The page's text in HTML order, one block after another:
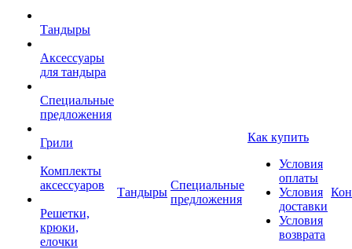
Тандыры
Аксессуары
для тандыра
Специальные
предложения
Грили
Комплекты
аксессуаров
Решетки,
крюки,
елочки
Тандыры
Специальные
предложения
Как купить
Условия
оплаты
Условия
доставки
Условия
возврата